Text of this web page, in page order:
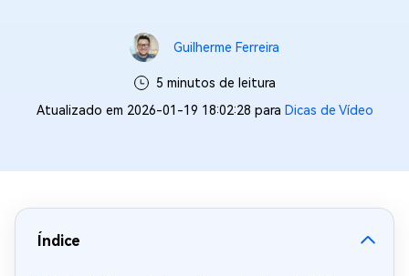
Guilherme Ferreira
5 minutos de leitura
Atualizado em 2026-01-19 18:02:28 para Dicas de Vídeo
Índice